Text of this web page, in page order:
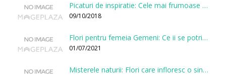
Picaturi de inspiratie: Cele mai frumoase citate despre flori
09/10/2018
Flori pentru femeia Gemeni: Ce ii se potriveste, ce ii poarta noroc si ce o caracterizeaza?
01/07/2021
Misterele naturii: Flori care infloresc o singura data la cateva sute de ani